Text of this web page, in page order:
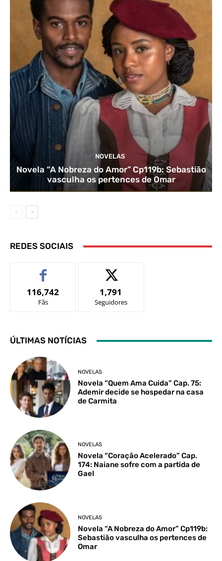
NOVELAS
Novela “A Nobreza do Amor” Cp119b: Sebastião
vasculha os pertences de Omar
REDES SOCIAIS
116,742
Fãs
1,791
Seguidores
ÚLTIMAS NOTÍCIAS
NOVELAS
Novela “Quem Ama Cuida” Cap. 75:
Ademir decide se hospedar na casa
de Carmita
NOVELAS
Novela “Coração Acelerado” Cap.
174: Naiane sofre com a partida de
Gael
NOVELAS
Novela “A Nobreza do Amor” Cp119b:
Sebastião vasculha os pertences de
Omar